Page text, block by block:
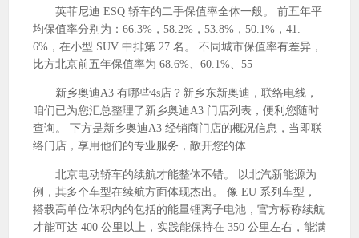
英菲尼迪 ESQ 轿车的二手保值率全体一般。 前五年平
均保值率分别为：66.3%，58.2%，53.8%，50.1%，41.
6%，在小型 SUV 中排第 27 名。 不同城市保值率有差异，
比方北京前五年保值率为 68.6%、60.1%、55
新乡奥迪A3 有哪些4s店？新乡东新奥迪，联络电线，
咱们已为您汇总整理了新乡奥迪A3 门店列表，便利您随时
查询。 下方是新乡奥迪A3 经销商门店的概况信息，当即联
络门店，享用他们的专业服务，敞开您的体
北京电动轿车的续航才能整体不错。 以北汽新能源为
例，其多个车型在续航方面体现杰出。 像 EU 系列车型，
搭载高单位体积内的包括的能量锂离子电池，官方标称续航
才能可达 400 公里以上，实践能保持在 350 公里左右，能满